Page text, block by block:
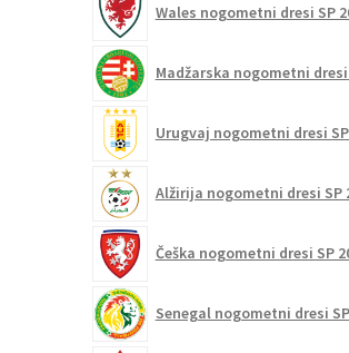
Wales nogometni dresi SP
Madžarska nogometni dresi
Urugvaj nogometni dresi
Alžirija nogometni dresi SP
Češka nogometni dresi SP
Senegal nogometni dresi